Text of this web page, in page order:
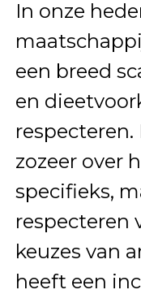
In onze
een breed
en
zozeer over
specifieks,
respecteren
keuzes van
heeft een